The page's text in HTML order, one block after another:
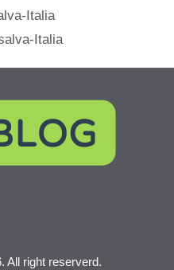
Italia
Italia
All right reserverd.